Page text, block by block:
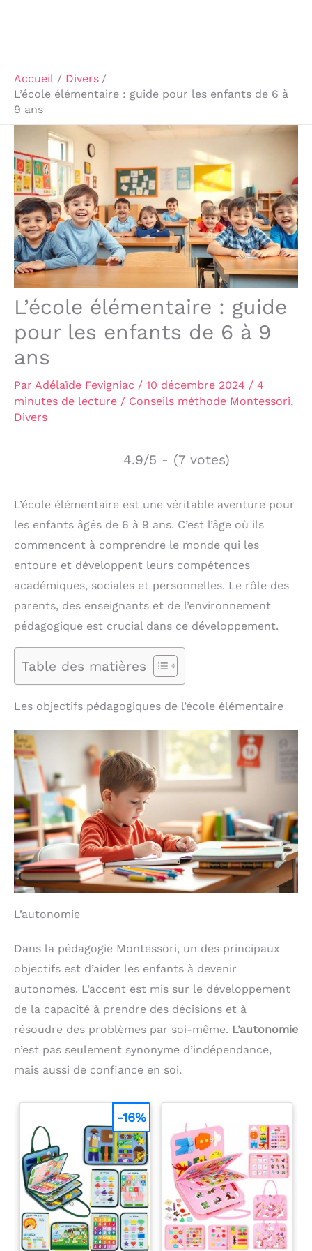
Accueil
Divers
L’école élémentaire : guide pour les enfants de 6 à
9 ans
L’école élémentaire : guide
pour les enfants de 6 à 9
ans
Par Adélaïde Fevigniac / 10 décembre 2024 / 4
minutes de lecture / Conseils méthode Montessori,
Divers
4.9/5 - (7 votes)
L’école élémentaire est une véritable aventure pour
les enfants âgés de 6 à 9 ans. C’est l’âge où ils
commencent à comprendre le monde qui les
entoure et développent leurs compétences
académiques, sociales et personnelles. Le rôle des
parents, des enseignants et de l’environnement
pédagogique est crucial dans ce développement.
Table des matières
Les objectifs pédagogiques de l’école élémentaire
L’autonomie
Dans la pédagogie Montessori, un des principaux
objectifs est d’aider les enfants à devenir
autonomes. L’accent est mis sur le développement
de la capacité à prendre des décisions et à
résoudre des problèmes par soi-même. L’autonomie
n’est pas seulement synonyme d’indépendance,
mais aussi de confiance en soi.
-16%